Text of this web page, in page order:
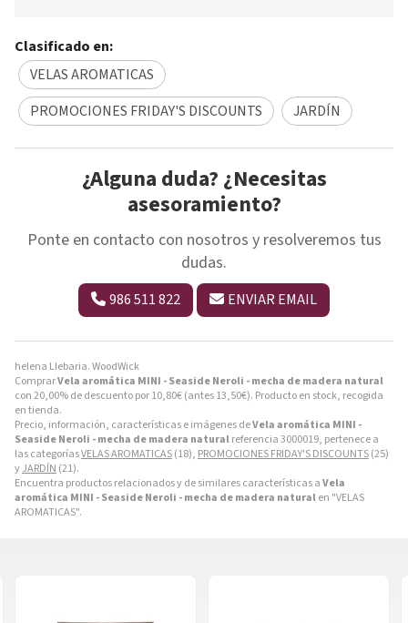
helena Llebaria. WoodWick
ComprarVela aromática MINI - Seaside Neroli - mecha de madera natural
con 20,00% de descuento por10,80€(antes13,50€). Producto en stock, recogida
en tienda.
Precio, información, características e imágenes deVela aromática MINI -
Seaside Neroli - mecha de madera naturalreferencia 3000019, pertenece a
las categoríasVELAS AROMATICAS(18), PROMOCIONES FRIDAY'S DISCOUNTS(25)
yJARDÍN (21).
Encuentra productos relacionados y de similares características aVela
aromática MINI - Seaside Neroli - mecha de madera naturalen "VELAS
AROMATICAS".
Clasificado en:
VELAS AROMATICAS
PROMOCIONES FRIDAY'S DISCOUNTS
JARDÍN
¿Alguna duda? ¿Necesitas
asesoramiento?
Ponte en contacto con nosotros y resolveremos tus
dudas.
986 511 822 ENVIAR EMAIL